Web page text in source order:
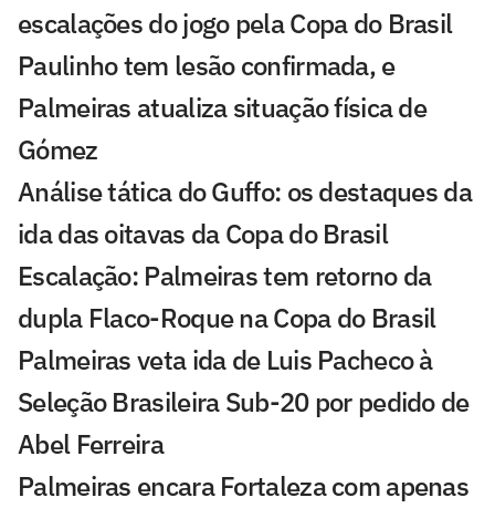
escalações do jogo pela Copa do Brasil
Paulinho tem lesão confirmada, e
Palmeiras atualiza situação física de
Gómez
Análise tática do Guffo: os destaques da
ida das oitavas da Copa do Brasil
Escalação: Palmeiras tem retorno da
dupla Flaco-Roque na Copa do Brasil
Palmeiras veta ida de Luis Pacheco à
Seleção Brasileira Sub-20 por pedido de
Abel Ferreira
Palmeiras encara Fortaleza com apenas